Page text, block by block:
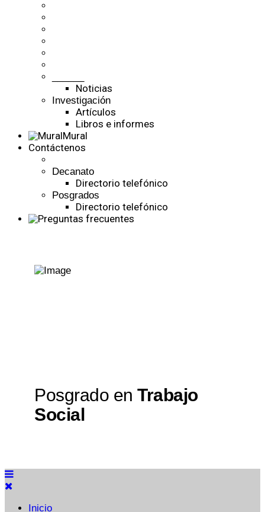
Noticias
Investigación
Artículos
Libros e informes
Mural
Contáctenos
Decanato
Directorio telefónico
Posgrados
Directorio telefónico
Posgrado en Trabajo
Social
Inicio